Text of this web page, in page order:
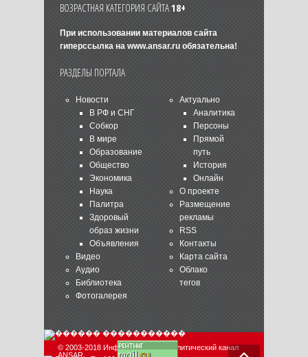
ВОЗРАСТНАЯ КАТЕГОРИЯ САЙТА18+
При использовании материалов сайта
гиперссылка на www.ansar.ruобязательна!
РАЗДЕЛЫ ПОРТАЛА
Новости
В РФ и СНГ
Собкор
В мире
Образование
Общество
Экономика
Наука
Палитра
Здоровый
образ жизни
Объявления
Видео
Аудио
Библиотека
Фотогалерея
Актуально
Аналитика
Персоны
Прямой
путь
История
Онлайн
О проекте
Размещение
рекламы
RSS
Контакты
Карта сайта
Облако
тегов
© 2003-2018 Информационно-аналитический канал
ANSAR